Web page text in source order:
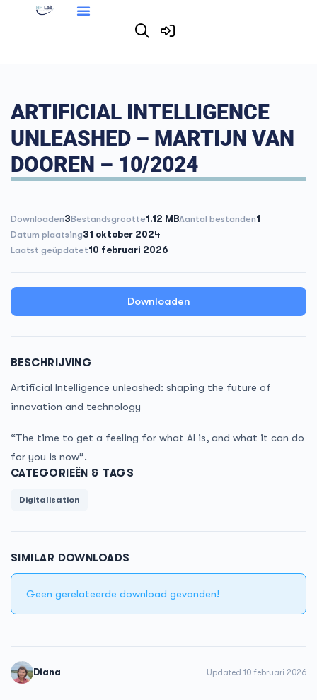
ARTIFICIAL INTELLIGENCE
UNLEASHED – MARTIJN VAN
DOOREN – 10/2024
Downloaden3Bestandsgrootte1.12 MBAantal bestanden1
Datum plaatsing31 oktober 2024
Laatst geüpdatet10 februari 2026
Downloaden
BESCHRIJVING
Artificial Intelligence unleashed: shaping the future of
innovation and technology
“The time to get a feeling for what AI is, and what it can do
for you is now”.
CATEGORIEËN & TAGS
Digitalisation
SIMILAR DOWNLOADS
Geen gerelateerde download gevonden!
Diana Updated 10 februari 2026